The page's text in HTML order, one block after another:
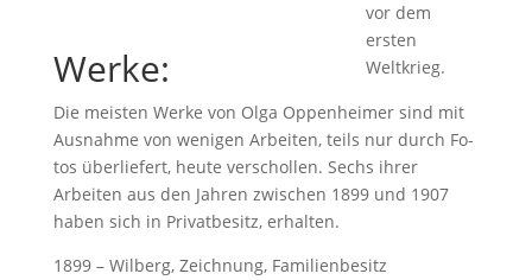
vor dem
ersten
Weltkrieg.
Werke:
Die meisten Werke von Olga Oppenheimer sind mit
Aus­nah­me von we­ni­gen Ar­bei­ten, teil­s nur durch Fo­
tos über­lie­fert, heu­te ver­schol­len. Sechs ihrer
Arbeiten aus den Jahren zwischen 1899 und 1907
haben sich in Privatbesitz, erhalten.
1899 – Wil­berg, Zeich­nung, Familien­be­sitz